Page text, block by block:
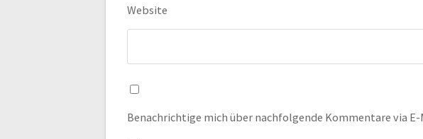
Website
Benachrichtige mich über nachfolgende Kommentare via E-